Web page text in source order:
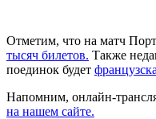
Отметим, что на матч
тысяч билетов. Также
поединок будет
Напомним, онлайн-
на нашем сайте.